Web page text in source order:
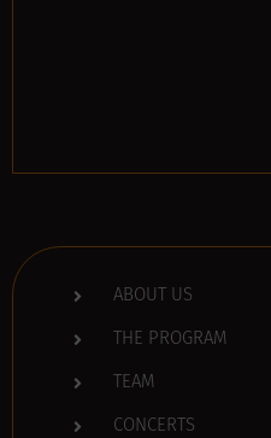
ABOUT US
THE PROGRAM
TEAM
CONCERTS